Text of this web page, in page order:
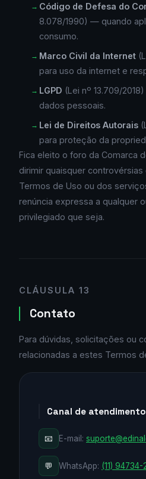
Código de Defesa do
8.078/1990) — quando
consumo.
Marco Civil da Internet
para uso da internet e
LGPD (Lei nº 13.709/
dados pessoais.
Lei de Direitos Autorais
para proteção da
Fica eleito o foro da Comarca
dirimir quaisquer
Termos de Uso ou dos
renúncia expressa a qualquer
privilegiado que seja.
CLÁUSULA 13
Contato
Para dúvidas, solicitações ou
relacionadas a estes Termos
Canal de atendimento
📧 E-mail:
💬 WhatsApp: (11) 94734-